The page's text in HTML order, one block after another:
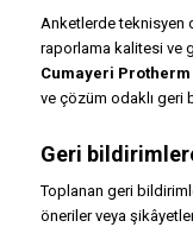
Anketlerde teknisyen
raporlama kalitesi ve
Cumayeri
ve çözüm odaklı geri
Geri
Toplanan geri
öneriler veya